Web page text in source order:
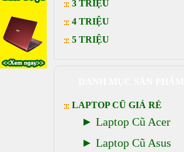
3 TRIỆU
4 TRIỆU
5 TRIỆU
LAPTOP CŨ GIÁ RẺ
Laptop Cũ Acer
Laptop Cũ Asus